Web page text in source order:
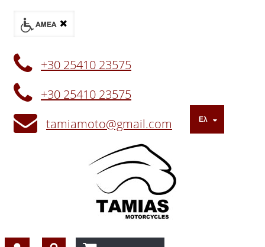
+30 25410 23575
+30 25410 23575
tamiamoto@gmail.com
Ελ